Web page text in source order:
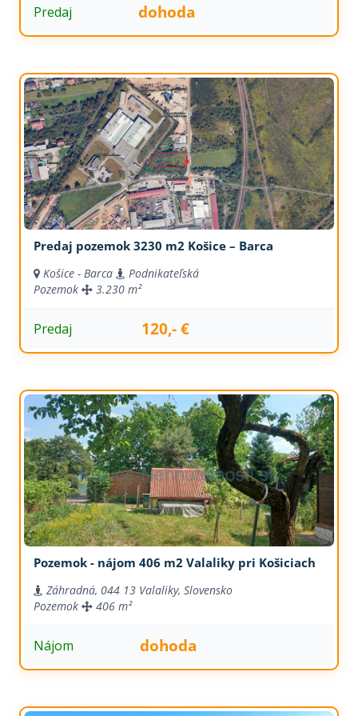
Predaj dohoda
Predaj pozemok 3230 m2 Košice – Barca
Košice - Barca
Podnikateľská
Pozemok
3.230 m²
Predaj 120,- €
Pozemok - nájom 406 m2 Valaliky pri Košiciach
Záhradná, 044 13 Valaliky, Slovensko
Pozemok
406 m²
Nájom dohoda